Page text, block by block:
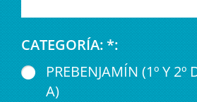
CATEGORÍA: *:
PREBENJAMÍN (1º Y 2º
A)